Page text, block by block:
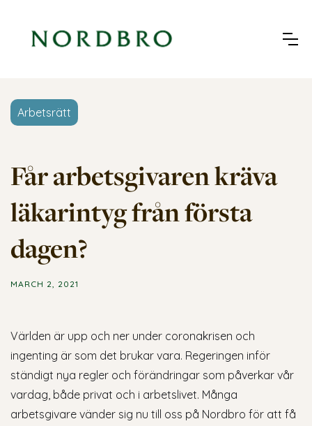
Arbetsrätt
Får arbetsgivaren kräva
läkarintyg från första
dagen?
MARCH 2, 2021
Världen är upp och ner under coronakrisen och
ingenting är som det brukar vara. Regeringen inför
ständigt nya regler och förändringar som påverkar vår
vardag, både privat och i arbetslivet. Många
arbetsgivare vänder sig nu till oss på Nordbro för att få